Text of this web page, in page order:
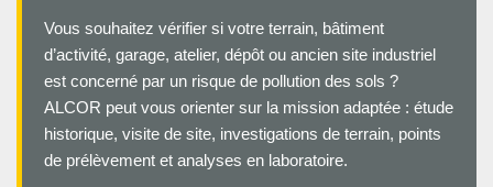
Vous souhaitez vérifier si votre terrain, bâtiment
d’activité, garage, atelier, dépôt ou ancien site industriel
est concerné par un risque de pollution des sols ?
ALCOR peut vous orienter sur la mission adaptée : étude
historique, visite de site, investigations de terrain, points
de prélèvement et analyses en laboratoire.